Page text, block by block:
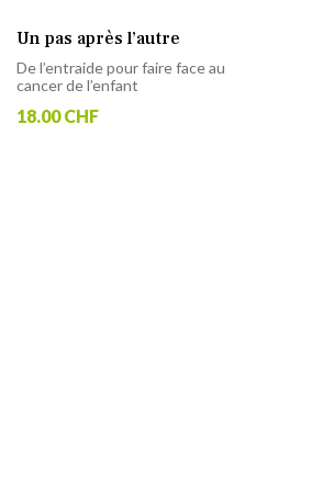
Un pas après l’autre
De l’entraide pour faire face au
cancer de l’enfant
18.00 CHF